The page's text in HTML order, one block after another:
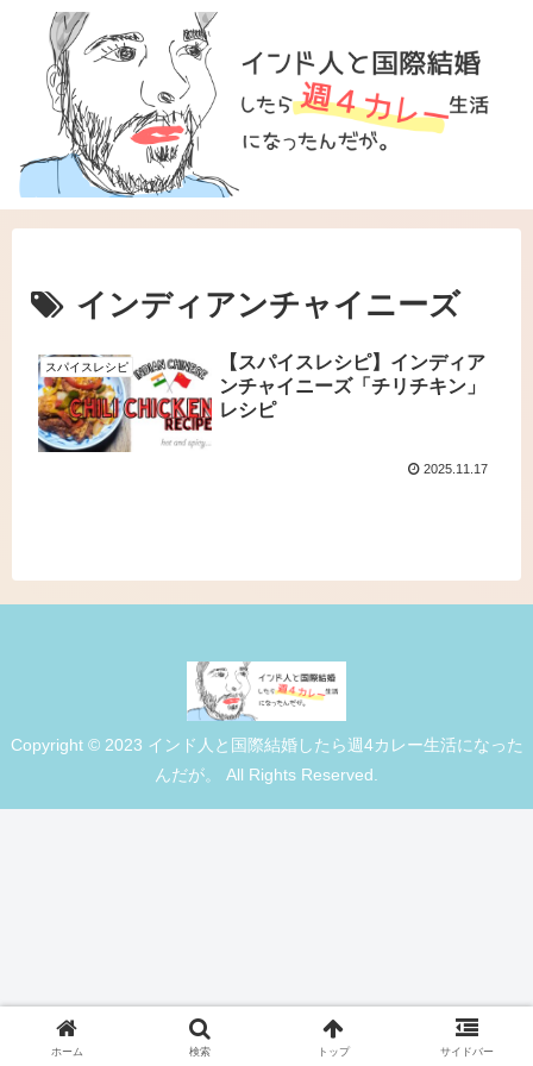
インディアンチャイニーズ
スパイスレシピ
【スパイスレシピ】インディア
ンチャイニーズ「チリチキン」
レシピ
2025.11.17
Copyright © 2023 インド人と国際結婚したら週4カレー生活になった
んだが。 All Rights Reserved.
ホーム 検索 トップ サイドバー